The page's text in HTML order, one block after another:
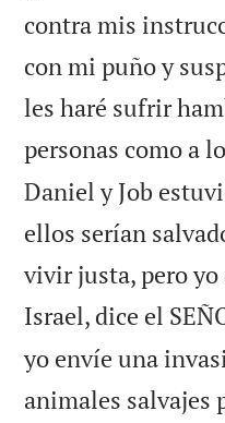
contra mis
con mi puño y
les haré sufrir
personas como a
Daniel y Job
ellos serían
vivir justa, pero
Israel, dice el
yo envíe una
animales salvajes